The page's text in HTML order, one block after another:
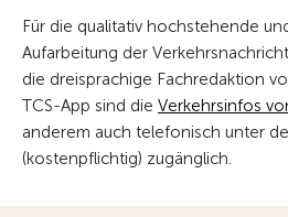
Für die qualitativ hochstehende
Aufarbeitung der
die dreisprachige Fachredaktion
TCS-App sind die Verkehrsinfos
anderem auch telefonisch unter
(kostenpflichtig) zugänglich.